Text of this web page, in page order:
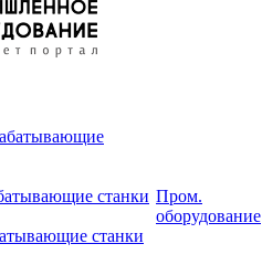
станки
станки
Пром.
оборудование